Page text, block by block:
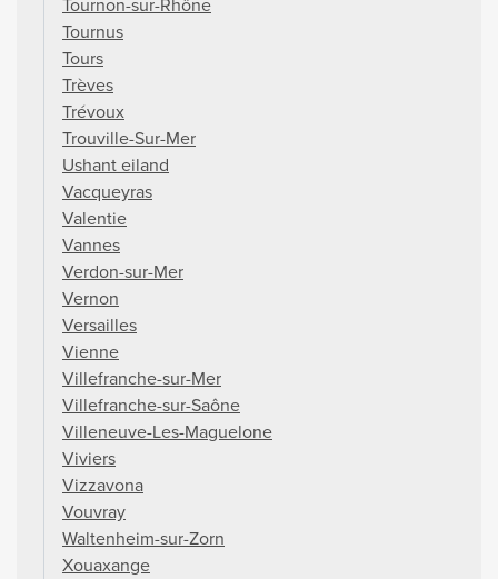
Tournus
Tours
Trèves
Trévoux
Trouville-Sur-Mer
Ushant eiland
Vacqueyras
Valentie
Vannes
Verdon-sur-Mer
Vernon
Versailles
Vienne
Villefranche-sur-Mer
Villefranche-sur-Saône
Villeneuve-Les-Maguelone
Viviers
Vizzavona
Vouvray
Waltenheim-sur-Zorn
Xouaxange